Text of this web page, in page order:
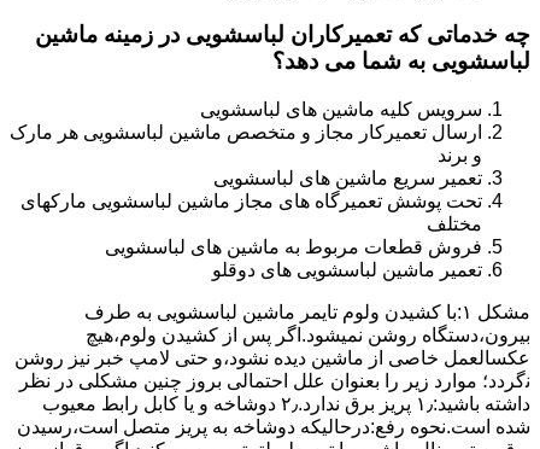
چه خدماتی که تعمیرکاران لباسشویی در زمینه ماشین
لباسشویی به شما می دهد؟
سرویس کلیه ماشین های لباسشویی
ارسال تعمیرکار مجاز و متخصص ماشین لباسشویی هر مارک
و برند
تعمیر سریع ماشین های لباسشویی
تحت پوشش تعمیرگاه های مجاز ماشین لباسشویی مارکهای
مختلف
فروش قطعات مربوط به ماشین های لباسشویی
تعمیر ماشین لباسشویی های دوقلو
مشکل ۱:ﺑﺎ ﮐﺸﯿﺪن وﻟﻮم ﺗﺎﯾﻤﺮ ماشین لباسشویی به طرف
ﺑﯿﺮون،دستگاه روﺷﻦ نمیشود.اﮔﺮ ﭘﺲ از ﮐﺸﯿﺪن وﻟﻮم،ﻫﯿﭻ
عکسالعمل ﺧﺎﺻﯽ از ﻣﺎﺷﯿﻦ دﯾﺪه نشود،و حتی ﻻﻣﭗ ﺧﺒﺮ ﻧﯿﺰ روﺷﻦ
ﻧگردد؛ موارد زیر را بعنوان ﻋﻠﻞ احتمالی بروز چنین مشکلی در نظر
داشته باشید:۱٫ ﭘﺮﯾﺰ ﺑﺮق ﻧﺪارد.۲٫ دوﺷﺎﺧﻪ و ﯾﺎ ﮐﺎﺑﻞ راﺑﻂ ﻣﻌﯿﻮب
ﺷﺪه است.نحوه رفع:درحالیکه دوﺷﺎﺧﻪ ﺑﻪ ﭘﺮﯾﺰ ﻣﺘﺼﻞ اﺳﺖ،رﺳﯿﺪن